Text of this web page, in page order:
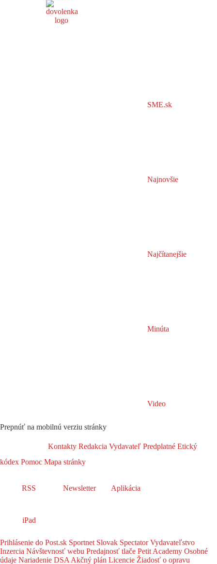
SME.sk
Najnovšie
Najčítanejšie
Minúta
Video
Prepnúť na mobilnú verziu stránky
Kontakty Redakcia Vydavateľ Predplatné Etický
kódex Pomoc Mapa stránky
RSS Newsletter Aplikácia
iPad
Prihlásenie do Post.sk Sportnet Slovak SpectatorVydavateľstvo
Inzercia Návštevnosť webu Predajnosť tlače Petit Academy Osobné
údaje Nariadenie DSA Akčný plán Licencie Žiadosť o opravu